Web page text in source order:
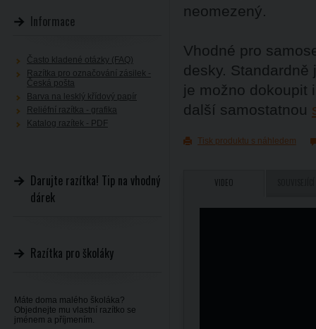
neomezený.
Vhodné pro
desky.
je možno dokoupit
další samostatnou
Tisk produktu s náhledem
VIDEO
Informace
Často kladené otázky (FAQ)
Razítka pro označování zásilek -
Česká pošta
Barva na lesklý křídový papír
Reliéfní razítka - grafika
Katalog razítek - PDF
Darujte razítka! Tip na vhodný
dárek
Razítka pro školáky
Máte doma malého školáka?
Objednejte mu vlastní razítko se
jménem a příjmením.